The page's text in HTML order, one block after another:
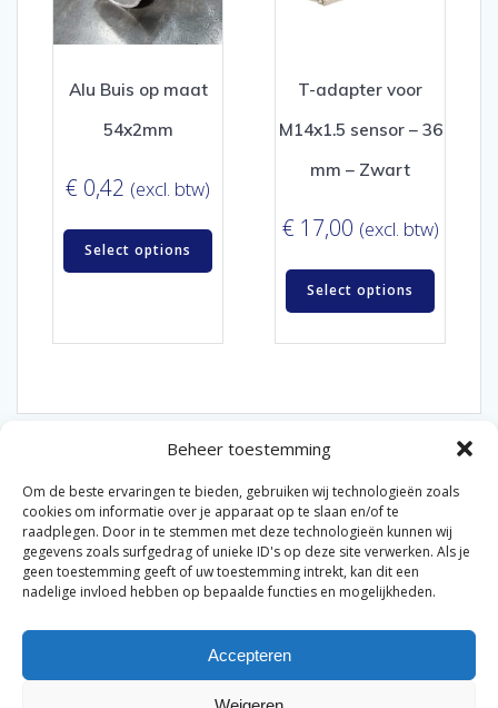
Beheer toestemming
Om de beste ervaringen te bieden, gebruiken wij technologieën zoals
cookies om informatie over je apparaat op te slaan en/of te
raadplegen. Door in te stemmen met deze technologieën kunnen wij
gegevens zoals surfgedrag of unieke ID's op deze site verwerken. Als je
geen toestemming geeft of uw toestemming intrekt, kan dit een
nadelige invloed hebben op bepaalde functies en mogelijkheden.
Accepteren
Alu Buis op maat
54x2mm
€ 0,42 (excl. btw)
Select options
T-adapter voor
M14x1.5 sensor – 36
mm – Zwart
€ 17,00 (excl. btw)
Select options
© 2026 Van der Bel Las en Radiateurenbedrijf.
Privacyverklaring|Cookiebeleid|Retourbeleid|
Algemene voorwaarden voor consumenten
algemene voorwaarden
Disclaimer